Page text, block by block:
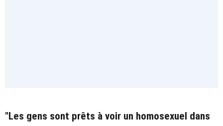
"Les gens sont prêts à voir un homosexuel dans